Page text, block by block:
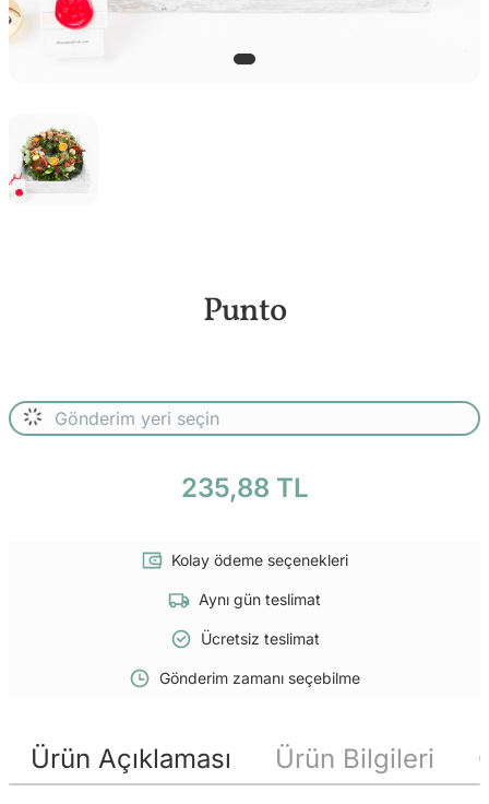
Punto
235,88 TL
Kolay ödeme seçenekleri
Aynı gün teslimat
Ücretsiz teslimat
Gönderim zamanı seçebilme
Ürün Açıklaması Ürün Bilgileri